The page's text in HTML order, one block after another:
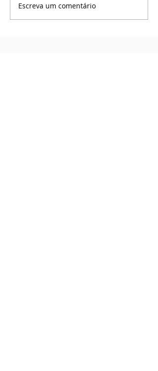
Escreva um comentário